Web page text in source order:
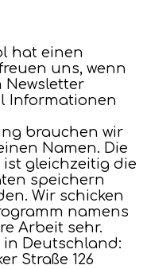
hat einen
uns, wenn
Newsletter
Informationen
brauchen wir
Namen. Die
gleichzeitig die
speichern
Wir schicken
namens
Arbeit sehr.
in Deutschland:
Straße 126